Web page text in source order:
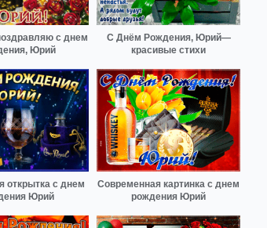
с днем
Юрий
С Днём Рождения, Юрий—
красивые стихи
открытка с днем
Юрий
Современная картинка с днем
рождения Юрий